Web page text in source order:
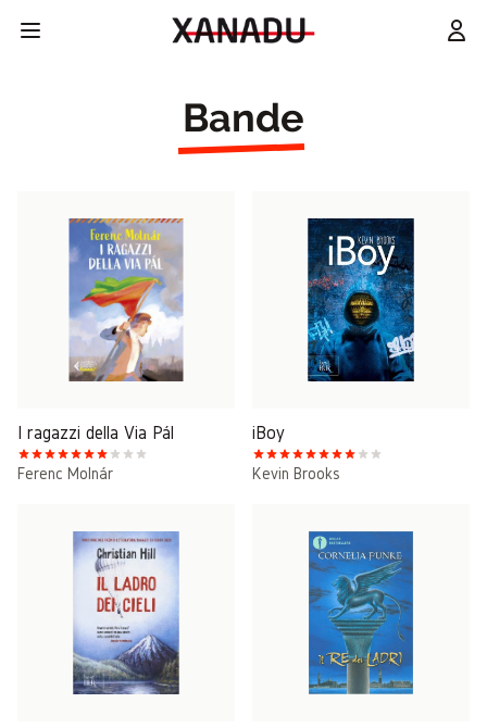
Bande
I ragazzi della Via Pál
Ferenc Molnár
iBoy
Kevin Brooks